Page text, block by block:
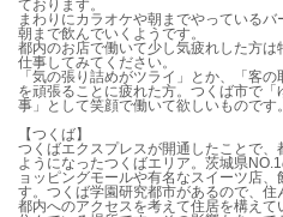
ております。
まわりにカラオケや朝までやっている
朝まで飲んでいくようです。
都内のお店で働いて少し気疲れした方
仕事してみてください。
「気の張り詰めがツライ」とか、「客
を頑張ることに疲れた方。つくば市で
事」として笑顔で働いて欲しいものです。
【つくば】
つくばエクスプレスが開通したことで
ようになったつくばエリア。茨城県
ョッピングモールや有名なスイーツ店
す。つくば学園研究都市があるので、住
都内へのアクセスを考えて住居を構えて